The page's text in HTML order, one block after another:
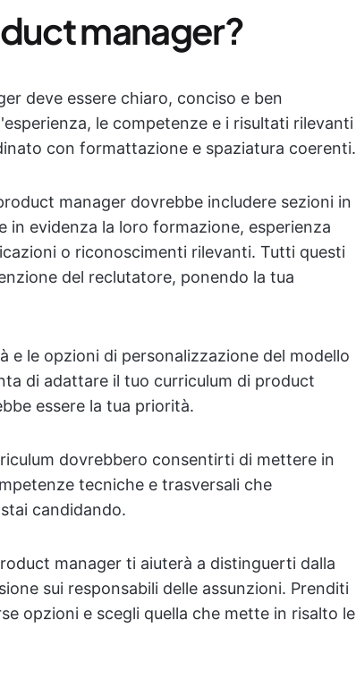
manager?
deve essere chiaro, conciso e ben
le competenze e i risultati rilevanti
con formattazione e spaziatura coerenti.
manager dovrebbe includere sezioni in
evidenza la loro formazione, esperienza
o riconoscimenti rilevanti. Tutti questi
del reclutatore, ponendo la tua
e le opzioni di personalizzazione del modello
di adattare il tuo curriculum di product
essere la tua priorità.
dovrebbero consentirti di mettere in
tecniche e trasversali che
candidando.
manager ti aiuterà a distinguerti dalla
sui responsabili delle assunzioni. Prenditi
opzioni e scegli quella che mette in risalto le